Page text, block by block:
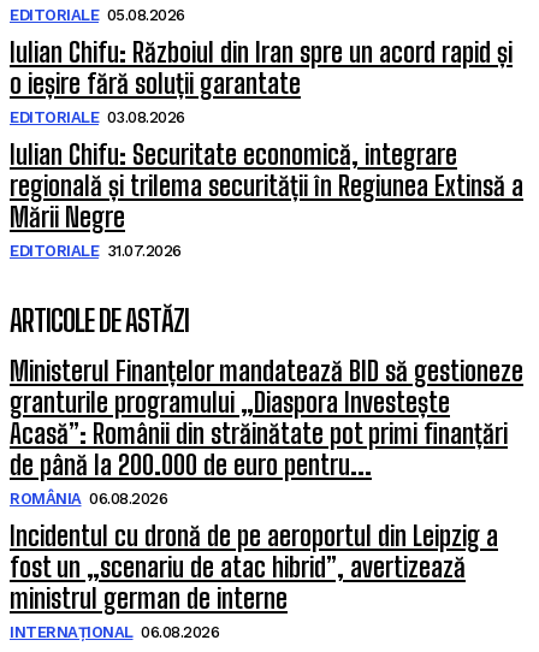
EDITORIALE 05.08.2026
Iulian Chifu: Războiul din Iran spre un acord rapid și
o ieșire fără soluții garantate
EDITORIALE 03.08.2026
Iulian Chifu: Securitate economică, integrare
regională și trilema securității în Regiunea Extinsă a
Mării Negre
EDITORIALE 31.07.2026
ARTICOLE DE ASTĂZI
Ministerul Finanțelor mandatează BID să gestioneze
granturile programului „Diaspora Investește
Acasă”: Românii din străinătate pot primi finanțări
de până la 200.000 de euro pentru...
ROMÂNIA 06.08.2026
Incidentul cu dronă de pe aeroportul din Leipzig a
fost un „scenariu de atac hibrid”, avertizează
ministrul german de interne
INTERNAȚIONAL 06.08.2026